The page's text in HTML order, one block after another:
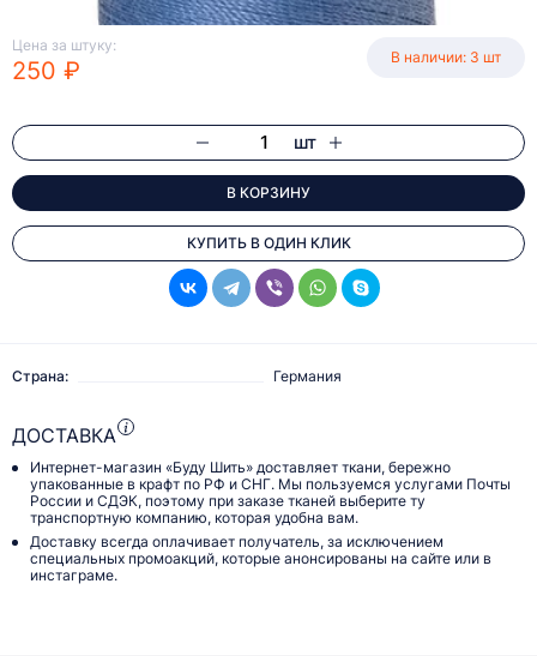
Цена за штуку:
250 ₽ В наличии: 3 шт
шт
В КОРЗИНУ
КУПИТЬ В ОДИН КЛИК
Страна: Германия
ДОСТАВКА
Интернет-магазин «Буду Шить» доставляет ткани, бережно
упакованные в крафт по РФ и СНГ. Мы пользуемся услугами Почты
России и СДЭК, поэтому при заказе тканей выберите ту
транспортную компанию, которая удобна вам.
Доставку всегда оплачивает получатель, за исключением
специальных промоакций, которые анонсированы на сайте или в
инстаграме.